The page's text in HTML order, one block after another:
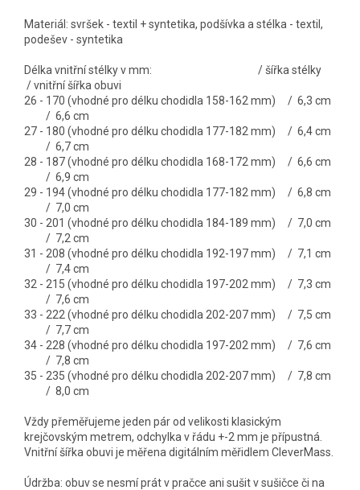
Materiál: svršek - textil + syntetika, podšívka a stélka - textil,
podešev - syntetika
Délka vnitřní stélky v mm: / šířka stélky
/ vnitřní šířka obuvi
26 - 170 (vhodné pro délku chodidla 158-162 mm) / 6,3 cm
/ 6,6 cm
27 - 180 (vhodné pro délku chodidla 177-182 mm) / 6,4 cm
/ 6,7 cm
28 - 187 (vhodné pro délku chodidla 168-172 mm) / 6,6 cm
/ 6,9 cm
29 - 194 (vhodné pro délku chodidla 177-182 mm) / 6,8 cm
/ 7,0 cm
30 - 201 (vhodné pro délku chodidla 184-189 mm) / 7,0 cm
/ 7,2 cm
31 - 208 (vhodné pro délku chodidla 192-197 mm) / 7,1 cm
/ 7,4 cm
32 - 215 (vhodné pro délku chodidla 197-202 mm) / 7,3 cm
/ 7,6 cm
33 - 222 (vhodné pro délku chodidla 202-207 mm) / 7,5 cm
/ 7,7 cm
34 - 228 (vhodné pro délku chodidla 197-202 mm) / 7,6 cm
/ 7,8 cm
35 - 235 (vhodné pro délku chodidla 202-207 mm) / 7,8 cm
/ 8,0 cm
Vždy přeměřujeme jeden pár od velikosti klasickým
krejčovským metrem, odchylka v řádu +-2 mm je přípustná.
Vnitřní šířka obuvi je měřena digitálním měřidlem CleverMass.
Údržba: obuv se nesmí prát v pračce ani sušit v sušičce či na